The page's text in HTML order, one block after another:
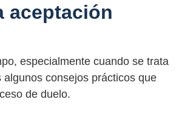
aceptación
especialmente cuando se trata
consejos prácticos que
de duelo.